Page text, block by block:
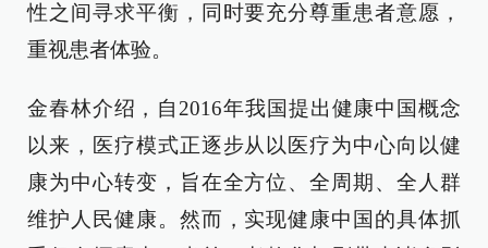
性之间寻求平衡，同时要充分尊重患者意愿，
重视患者体验。
金春林介绍，自2016年我国提出健康中国概念
以来，医疗模式正逐步从以医疗为中心向以健
康为中心转变，旨在全方位、全周期、全人群
维护人民健康。然而，实现健康中国的具体抓